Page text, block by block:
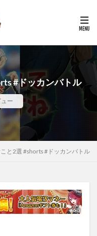
#ドッカンバトル
ー
と2選 #shorts #ドッカンバトル